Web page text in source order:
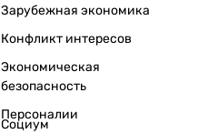
Зарубежная экономика
Конфликт интересов
Экономическая
безопасность
Персоналии
Социум